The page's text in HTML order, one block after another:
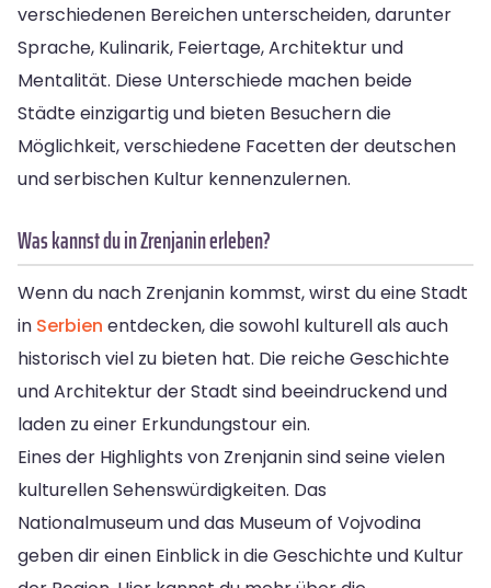
verschiedenen Bereichen unterscheiden, darunter
Sprache, Kulinarik, Feiertage, Architektur und
Mentalität. Diese Unterschiede machen beide
Städte einzigartig und bieten Besuchern die
Möglichkeit, verschiedene Facetten der deutschen
und serbischen Kultur kennenzulernen.
Was kannst du in Zrenjanin erleben?
Wenn du nach Zrenjanin kommst, wirst du eine Stadt
in Serbien entdecken, die sowohl kulturell als auch
historisch viel zu bieten hat. Die reiche Geschichte
und Architektur der Stadt sind beeindruckend und
laden zu einer Erkundungstour ein.
Eines der Highlights von Zrenjanin sind seine vielen
kulturellen Sehenswürdigkeiten. Das
Nationalmuseum und das Museum of Vojvodina
geben dir einen Einblick in die Geschichte und Kultur